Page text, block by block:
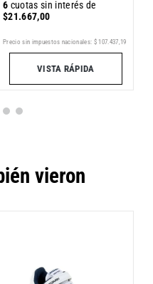
6 cuotas sin interés de
$21.667,00
Precio sin impuestos nacionales: $ 107 437 19
VISTA RÁPIDA
vieron